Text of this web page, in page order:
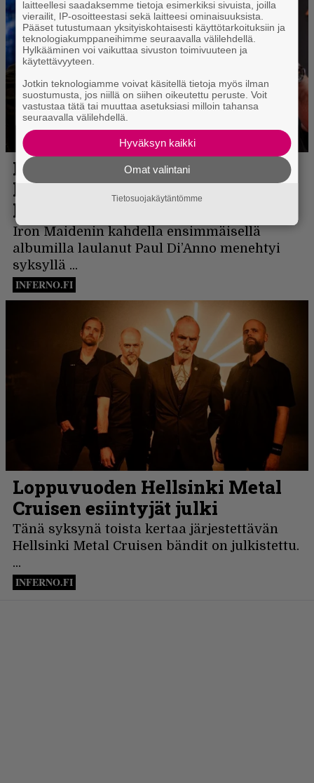
laitteellesi saadaksemme tietoja esimerkiksi sivuista, joilla
vierailit, IP-osoitteestasi sekä laitteesi ominaisuuksista.
Pääset tutustumaan yksityiskohtaisesti käyttötarkoituksiin ja
teknologiakumppaneihimme seuraavalla välilehdellä.
Hylkääminen voi vaikuttaa sivuston toimivuuteen ja
käytettävyyteen.
Jotkin teknologiamme voivat käsitellä tietoja myös ilman
suostumusta, jos niillä on siihen oikeutettu peruste. Voit
vastustaa tätä tai muuttaa asetuksiasi milloin tahansa
seuraavalla välilehdellä.
Hyväksyn kaikki
Omat valintani
Tietosuojakäytäntömme